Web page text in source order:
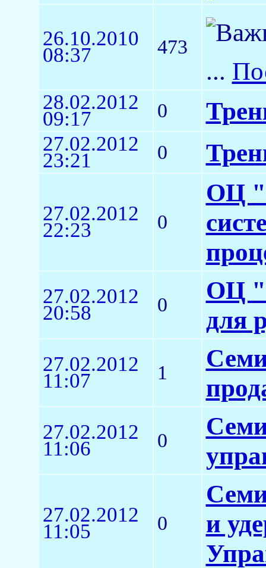
26.10.2010
08:37 473
...
28.02.2012
09:17 0
27.02.2012
23:21 0
27.02.2012
22:23 0
ОЦ
27.02.2012
20:58 0
ОЦ
для
27.02.2012
11:07 1
27.02.2012
11:06 0
27.02.2012
11:05 0
и